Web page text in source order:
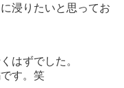
浸りたいと思ってお
はずでした。
す。笑